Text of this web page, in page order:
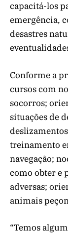
capacitá-los
emergência,
desastres
Conforme a
cursos com
socorros;
situações de
treinamento
navegação;
como obter e
adversas;
animais
“Temos